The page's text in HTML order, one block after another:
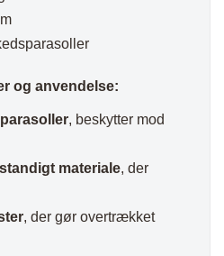
og anvendelse:
, beskytter mod
materiale, der
, der gør overtrækket